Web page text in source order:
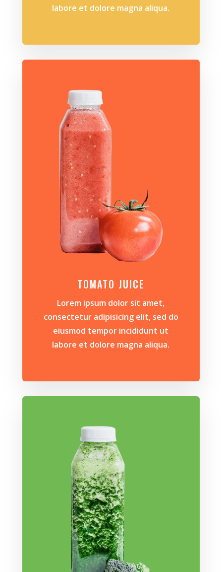
labore et dolore magna aliqua.
TOMATO JUICE
Lorem ipsum dolor sit amet,
consectetur adipisicing elit, sed do
eiusmod tempor incididunt ut
labore et dolore magna aliqua.